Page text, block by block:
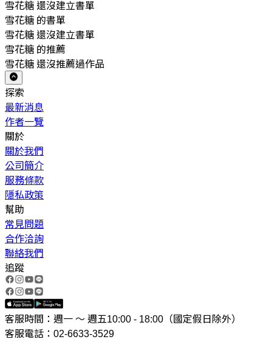
雪花糖 還沒建立書單
雪花糖 的書單
雪花糖 還沒建立書單
雪花糖 的推薦
雪花糖 還沒推薦過作品
探索
最新消息
作者一覽
關於
關於我們
公司簡介
服務條款
隱私政策
幫助
常見問題
合作洽詢
聯絡我們
追蹤
客服時間：週一 ～ 週五10:00 - 18:00（國定假日除外）
客服電話：02-6633-3529